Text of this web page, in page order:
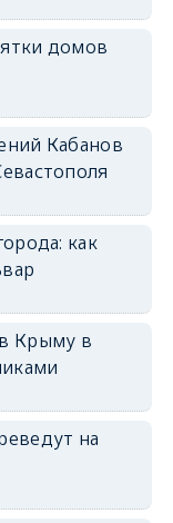
домов
Кабанов
как
Крыму в
на